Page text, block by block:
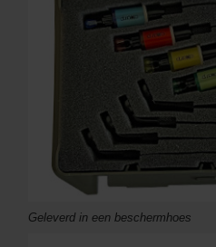
Geleverd in een beschermhoes